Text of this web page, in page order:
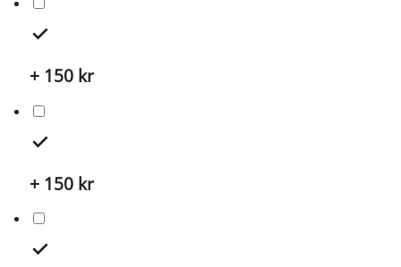
+ 150 kr
+ 150 kr